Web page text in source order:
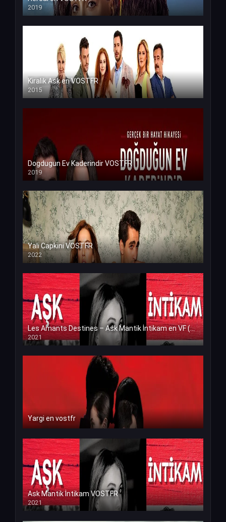
2019
Kiralik Ask en VOSTFR
2015
Dogdugun Ev Kaderindir VOSTFR
2019
Yali Capkini VOSTFR
2022
Les Amants Destines – Ask Mantik İntikam en VF (Voix Francaise)
2021
Yargi en vostfr
Ask Mantik İntikam VOSTFR
2021